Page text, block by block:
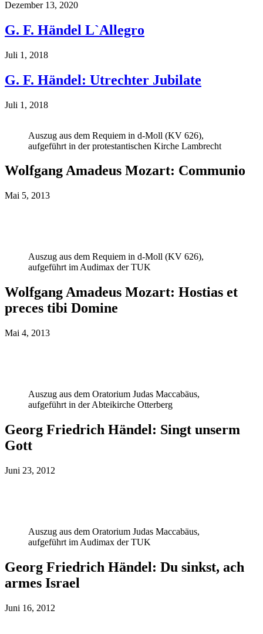
Dezember 13, 2020
G. F. Händel L`Allegro
Juli 1, 2018
G. F. Händel: Utrechter Jubilate
Juli 1, 2018
Auszug aus dem Requiem in d-Moll (KV 626),
aufgeführt in der protestantischen Kirche Lambrecht
Wolfgang Amadeus Mozart: Communio
Mai 5, 2013
Auszug aus dem Requiem in d-Moll (KV 626),
aufgeführt im Audimax der TUK
Wolfgang Amadeus Mozart: Hostias et
preces tibi Domine
Mai 4, 2013
Auszug aus dem Oratorium Judas Maccabäus,
aufgeführt in der Abteikirche Otterberg
Georg Friedrich Händel: Singt unserm
Gott
Juni 23, 2012
Auszug aus dem Oratorium Judas Maccabäus,
aufgeführt im Audimax der TUK
Georg Friedrich Händel: Du sinkst, ach
armes Israel
Juni 16, 2012